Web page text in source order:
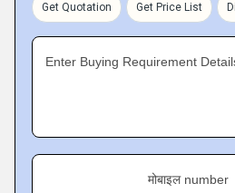
Get Quotation Get Price List
Enter Buying Requirement
मोबाइल number